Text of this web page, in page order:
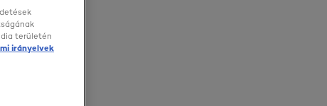
területén
irányelvek